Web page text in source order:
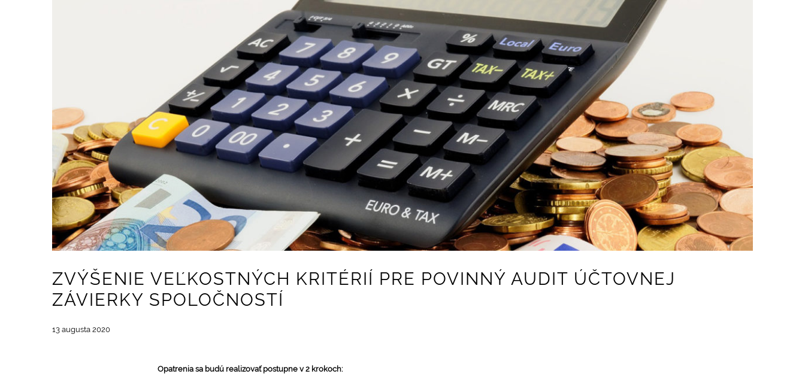
ZVÝŠENIE VEĽKOSTNÝCH KRITÉRIÍ PRE POVINNÝ AUDIT ÚČTOVNEJ
ZÁVIERKY SPOLOČNOSTÍ
13 augusta 2020
Opatrenia sa budú realizovať postupne v 2 krokoch: